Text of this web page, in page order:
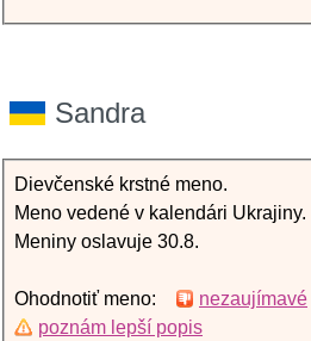
Sandra
Dievčenské krstné meno.
Meno vedené v kalendári Ukrajiny.
Meniny oslavuje 30.8.
Ohodnotiť meno: nezaujímavé
poznám lepší popis